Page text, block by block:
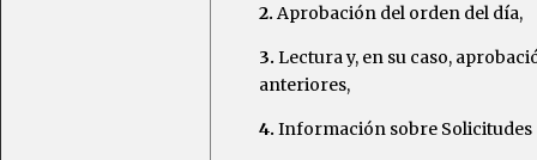
2. Aprobación del orden del día,
3. Lectura y, en su caso,
anteriores,
4. Información sobre Solicitudes